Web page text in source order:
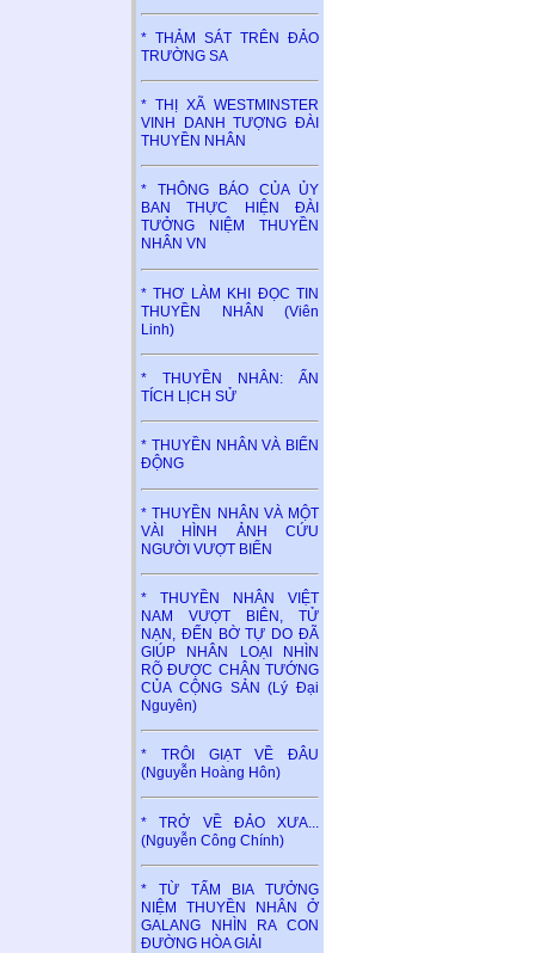
* THẢM SÁT TRÊN ĐẢO
TRƯỜNG SA
* THỊ XÃ WESTMINSTER
VINH DANH TƯỢNG ĐÀI
THUYỀN NHÂN
* THÔNG BÁO CỦA ỦY
BAN THỰC HIỆN ĐÀI
TƯỞNG NIỆM THUYỀN
NHÂN VN
* THƠ LÀM KHI ĐỌC TIN
THUYỀN NHÂN (Viên
Linh)
* THUYỀN NHÂN: ẤN
TÍCH LỊCH SỬ
* THUYỀN NHÂN VÀ BIỂN
ĐỘNG
* THUYỀN NHÂN VÀ MỘT
VÀI HÌNH ẢNH CỨU
NGƯỜI VƯỢT BIỂN
* THUYỀN NHÂN VIỆT
NAM VƯỢT BIÊN, TỬ
NẠN, ĐẾN BỜ TỰ DO ĐÃ
GIÚP NHÂN LOẠI NHÌN
RÕ ĐƯỢC CHÂN TƯỚNG
CỦA CỘNG SẢN (Lý Đại
Nguyên)
* TRÔI GIẠT VỀ ĐÂU
(Nguyễn Hoàng Hôn)
* TRỞ VỀ ĐẢO XƯA...
(Nguyễn Công Chính)
* TỪ TẤM BIA TƯỞNG
NIỆM THUYỀN NHÂN Ở
GALANG NHÌN RA CON
ĐƯỜNG HÒA GIẢI